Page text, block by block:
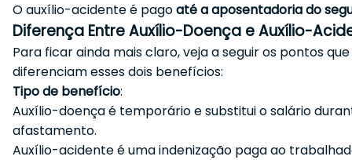
O auxílio-acidente é pagoaté a aposentadoria do
Diferença Entre Auxílio-Doença e Auxílio-
Para ficar ainda mais claro, veja a seguir os pontos que
diferenciam esses dois benefícios:
Tipo de benefício:
Auxílio-doença é temporário e substitui o salário
afastamento.
Auxílio-acidente é uma indenização paga ao